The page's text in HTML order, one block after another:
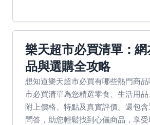
樂天超市必買清單：
品與選購全攻略
想知道樂天超市必買有哪些熱門商
市必買清單為您精選零食、生活用品
附上價格、特點及真實評價。還包
問答，助您輕鬆找到心儀商品，享受